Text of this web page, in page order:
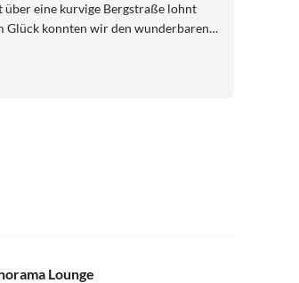
eine kurvige Bergstraße lohnt
Glück konnten wir den wunderbaren
Wir haben uns alle gut erholt und
Edith für ihre Herzlichkeit und
Lounge